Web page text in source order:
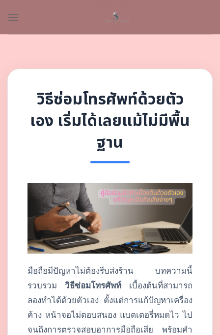
วิธีซ่อมโทรศัพท์ด้วยตัว
เอง เริ่มได้เลยแม้ไม่มีพื้น
ฐาน
มือถือมีปัญหาไม่ต้องรีบส่งร้าน บทความนี้
รวบรวม วิธีซ่อมโทรศัพท์ เบื้องต้นที่สามารถ
ลองทำได้ด้วยตัวเอง ตั้งแต่การแก้ปัญหาเครื่อง
ค้าง หน้าจอไม่ตอบสนอง แบตเตอรี่หมดไว ไป
จนถึงการตรวจสอบอาการมือถือเสีย พร้อมคำ